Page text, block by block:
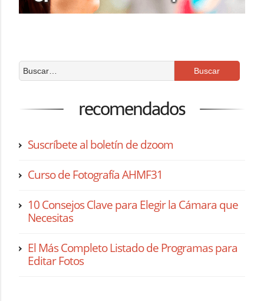
recomendados
Suscríbete al boletín de dzoom
Curso de Fotografía AHMF31
10 Consejos Clave para Elegir la Cámara que
Necesitas
El Más Completo Listado de Programas para
Editar Fotos